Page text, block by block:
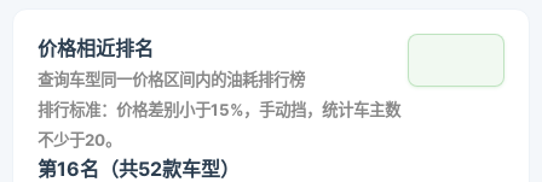
价格相近排名
查询车型同一价格区间内的油耗排行榜
排行标准：价格差别小于15%，手动挡，统计车主数
不少于20。
第16名（共52款车型）